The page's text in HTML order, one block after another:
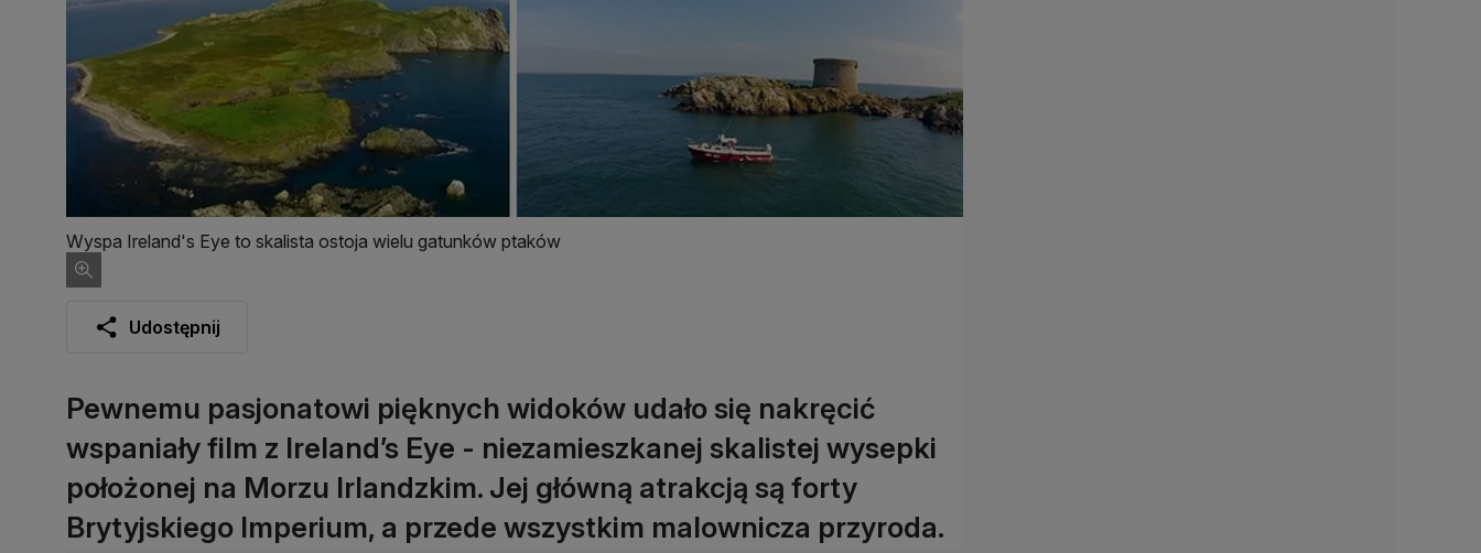
Wyspa Ireland's Eye to skalista ostoja wielu gatunków ptaków
Udostępnij
Pewnemu pasjonatowi pięknych widoków udało się nakręcić
wspaniały film z Ireland’s Eye - niezamieszkanej skalistej wysepki
położonej na Morzu Irlandzkim. Jej główną atrakcją są forty
Brytyjskiego Imperium, a przede wszystkim malownicza przyroda.